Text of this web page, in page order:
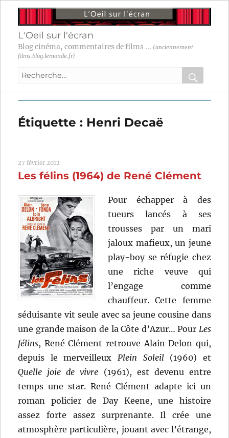
L'Oeil sur l'écran
Blog cinéma, commentaires de films ... (anciennement
films.blog.lemonde.fr)
Recherche
:
OK
Étiquette : Henri Decaë
27 février 2012
Les félins (1964) de René Clément
Pour échapper à des
tueurs lancés à ses
trousses par un mari
jaloux mafieux, un jeune
play-boy se réfugie chez
une riche veuve qui
l’engage comme
chauffeur. Cette femme
séduisante vit seule avec sa jeune cousine dans
une grande maison de la Côte d’Azur… Pour Les
félins, René Clément retrouve Alain Delon qui,
depuis le merveilleux Plein Soleil(1960) et
Quelle joie de vivre (1961), est devenu entre
temps une star. René Clément adapte ici un
roman policier de Day Keene, une histoire
assez forte assez surprenante. Il crée une
atmosphère particulière, jouant avec l’étrange,